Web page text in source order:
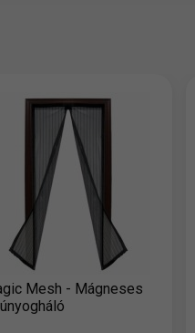
Mesh - Mágneses